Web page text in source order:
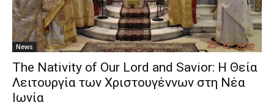
News
The Nativity of Our Lord and Savior: Η Θεία
Λειτουργία των Χριστουγέννων στη Νέα
Ιωνία